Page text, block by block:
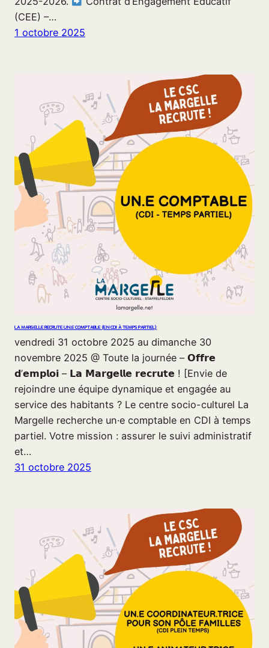
(CEE) –…
1 octobre 2025
LA MARGELLE RECRUTE UN.E COMPTABLE (EN CDI À TEMPS PARTIEL)
vendredi 31 octobre 2025 au dimanche 30
novembre 2025 @ Toute la journée – 𝗢𝗳𝗳𝗿𝗲
𝗱’𝗲𝗺𝗽𝗹𝗼𝗶 – 𝗟𝗮 𝗠𝗮𝗿𝗴𝗲𝗹𝗹𝗲 𝗿𝗲𝗰𝗿𝘂𝘁𝗲 ! [Envie de
rejoindre une équipe dynamique et engagée au
service des habitants ? Le centre socio-culturel La
Margelle recherche un·e comptable en CDI à temps
partiel. Votre mission : assurer le suivi administratif
et…
31 octobre 2025